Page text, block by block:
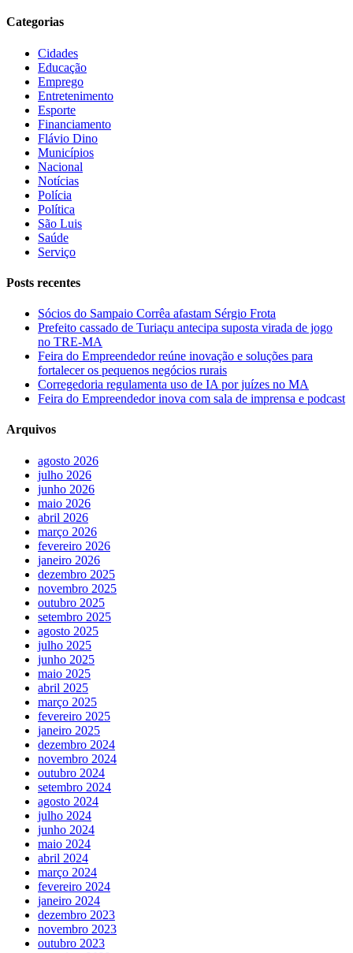
Categorias
Cidades
Educação
Emprego
Entretenimento
Esporte
Financiamento
Flávio Dino
Municípios
Nacional
Notícias
Polícia
Política
São Luis
Saúde
Serviço
Posts recentes
Sócios do Sampaio Corrêa afastam Sérgio Frota
Prefeito cassado de Turiaçu antecipa suposta virada de jogo
no TRE-MA
Feira do Empreendedor reúne inovação e soluções para
fortalecer os pequenos negócios rurais
Corregedoria regulamenta uso de IA por juízes no MA
Feira do Empreendedor inova com sala de imprensa e podcast
Arquivos
agosto 2026
julho 2026
junho 2026
maio 2026
abril 2026
março 2026
fevereiro 2026
janeiro 2026
dezembro 2025
novembro 2025
outubro 2025
setembro 2025
agosto 2025
julho 2025
junho 2025
maio 2025
abril 2025
março 2025
fevereiro 2025
janeiro 2025
dezembro 2024
novembro 2024
outubro 2024
setembro 2024
agosto 2024
julho 2024
junho 2024
maio 2024
abril 2024
março 2024
fevereiro 2024
janeiro 2024
dezembro 2023
novembro 2023
outubro 2023